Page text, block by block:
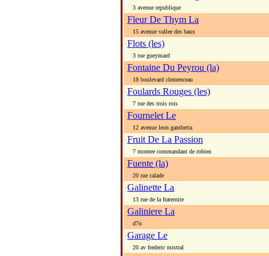
3 avenue republique
Fleur De Thym La
15 avenue vallee des baux
Flots (les)
3 rue gueymard
Fontaine Du Peyrou (la)
18 boulevard clemenceau
Foulards Rouges (les)
7 rue des trois rois
Fournelet Le
12 avenue leon gambetta
Fruit De La Passion
7 montee commandant de robien
Fuente (la)
20 rue calade
Galinette La
13 rue de la fraternite
Galiniere La
d7n
Garage Le
20 av frederic mistral